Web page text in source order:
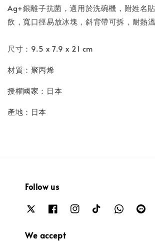
Ag+銀離子抗菌，適用於洗碗機，附姓名
飲，寬口徑易放冰塊，斜背帶可拆，耐熱
尺寸：9.5 x 7.9 x 21 cm
材質：聚丙烯
授權國家：日本
產地：日本
Follow us
We accept